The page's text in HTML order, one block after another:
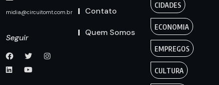
midia@circuitomt.com.br
Seguir
Contato
Quem Somos
CIDADES
ECONOMIA
EMPREGOS
CULTURA